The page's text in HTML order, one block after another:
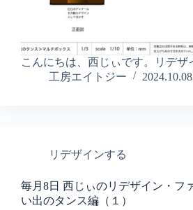
こんにちは、西じぃです。リデ
工房エイトジー
2024.10.08
リデザインする
毎月8日 西じぃのリデザイン・フ
い出のタンス編（１）